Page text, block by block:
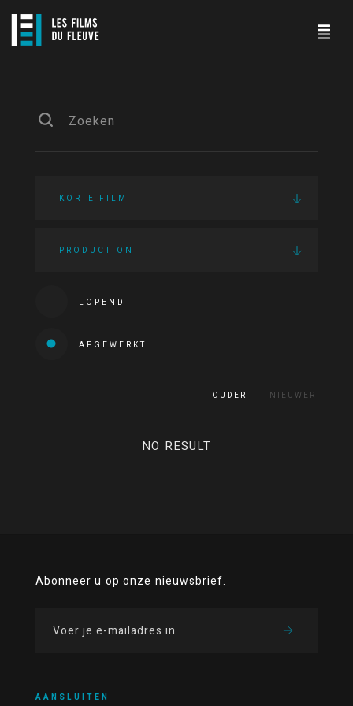
KORTE FILM
PRODUCTION
LOPEND
AFGEWERKT
OUDER NIEUWER
NO RESULT
Abonneer u op onze nieuwsbrief.
AANSLUITEN